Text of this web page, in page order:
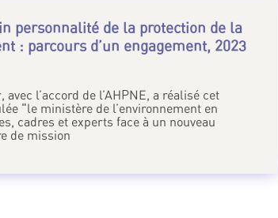
personnalité de la protection de la
: parcours d’un engagement, 2023
l’accord de l’AHPNE, a réalisé cet
"le ministère de l’environnement en
cadres et experts face à un nouveau
de mission